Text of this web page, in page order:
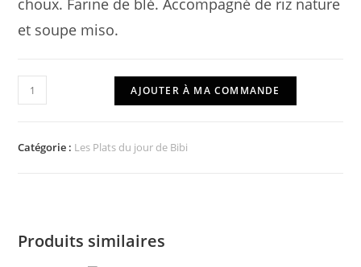
choux. Farine de blé. Accompagné de riz nature
et soupe miso.
quantité
de
au
AJOUTER À MA COMMANDE
Catégorie : Les Plats du jour de Bibi
Produits similaires